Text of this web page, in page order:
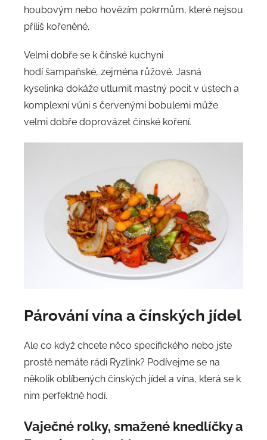
houbovým nebo hovězím pokrmům, které nejsou
příliš kořeněné.
Velmi dobře se k čínské kuchyni
hodí šampaňské, zejména růžové. Jasná
kyselinka dokáže utlumit mastný pocit v ústech a
komplexní vůni s červenými bobulemi může
velmi dobře doprovázet čínské koření.
Párování vína a čínských jídel
Ale co když chcete něco specifického nebo jste
prostě nemáte rádi Ryzlink? Podívejme se na
několik oblíbených čínských jídel a vína, která se k
nim perfektně hodí.
Vaječné rolky, smažené knedlíčky a